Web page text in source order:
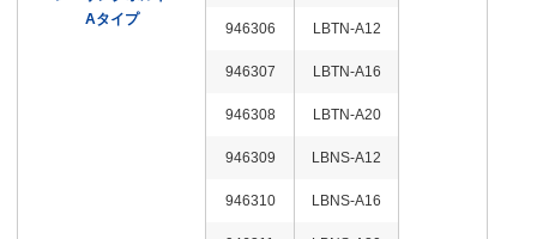
Aタイプ
946306 LBTN-A12
946307 LBTN-A16
946308 LBTN-A20
946309 LBNS-A12
946310 LBNS-A16